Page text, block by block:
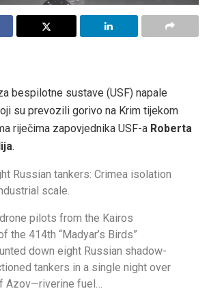
bespilotne sustave (USF) napale
su prevozili gorivo na Krim tijekom
riječima zapovjednika USF-a Roberta
.
Russian tankers: Crimea isolation
scale.
drone pilots from the Kairos
the 414th “Madyar’s Birds”
down eight Russian shadow-
tankers in a single night over
Azov—riverine fuel…